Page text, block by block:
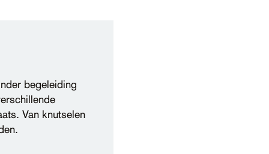
begeleiding
Van knutselen